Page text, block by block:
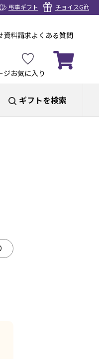
弔事ギフト チョイスGift
資料請求よくある質問
ジお気に入り
ギフトを検索